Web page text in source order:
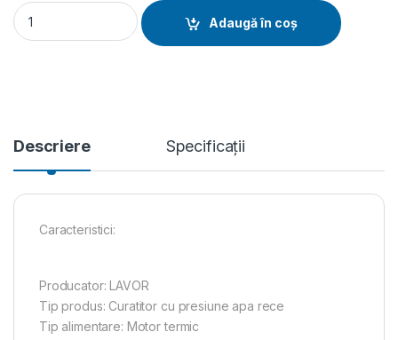
Curatitor cu presiune apa rece Honda/GX390-13 LAVOR
Adaugă în coș
Descriere Specificații
Caracteristici:
Producator: LAVOR
Tip produs: Curatitor cu presiune apa rece
Tip alimentare: Motor termic